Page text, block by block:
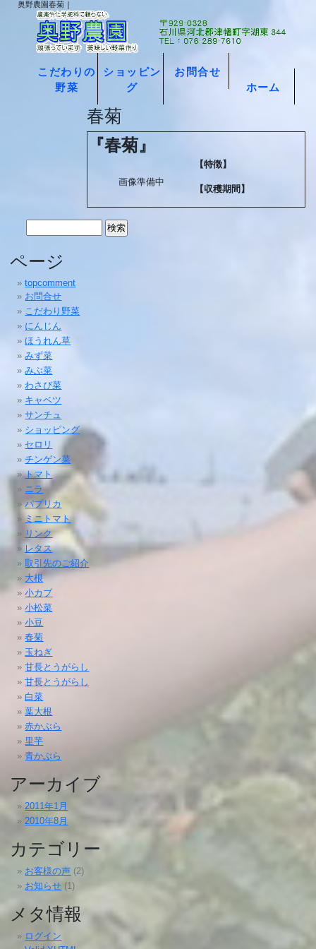
奥野農園春菊 |
こだわりの
野菜
ショッピン
グ
お問合せ
ホーム
春菊
『春菊』
画像準備中
【特徴】
【収穫期間】
索:
ページ
topcomment
お問合せ
こだわり野菜
にんじん
ほうれん草
みず菜
みぶ菜
わさび菜
キャベツ
サンチュ
ショッピング
セロリ
チンゲン菜
トマト
ニラ
パプリカ
ミニトマト
リンク
レタス
取引先のご紹介
大根
小カブ
小松菜
小豆
春菊
玉ねぎ
甘長とうがらし
甘長とうがらし
白菜
葉大根
赤かぶら
里芋
青かぶら
アーカイブ
2011年1月
2010年8月
カテゴリー
お客様の声 (2)
お知らせ (1)
メタ情報
ログイン